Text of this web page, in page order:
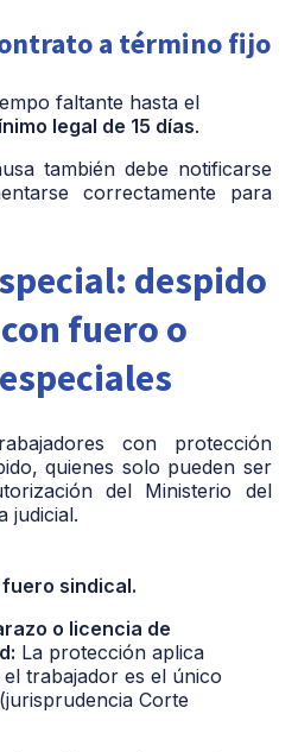
a término fijo
faltante hasta el
legal de 15 días.
también debe notificarse
correctamente para
despido
fuero o
con protección
quienes solo pueden ser
del Ministerio del
judicial.
sindical.
o licencia de
La protección aplica
trabajador es el único
Corte